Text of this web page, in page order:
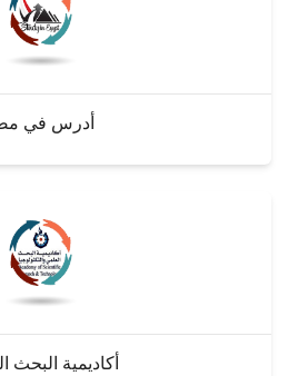
أدرس في
أكاديمية البحث